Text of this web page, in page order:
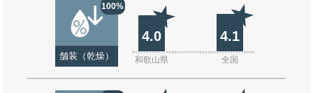
100%
舗装（乾燥）
4.0 4.1
和歌山県 全国